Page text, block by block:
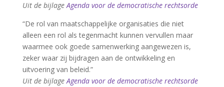
Uit de bijlageAgenda voor de democratische rechtsorde
“De rol van maatschappelijke organisaties die niet
alleen een rol als tegenmacht kunnen vervullen maar
waarmee ook goede samenwerking aangewezen is,
zeker waar zij bijdragen aan de ontwikkeling en
uitvoering van beleid.”
Uit de bijlageAgenda voor de democratische rechtsorde